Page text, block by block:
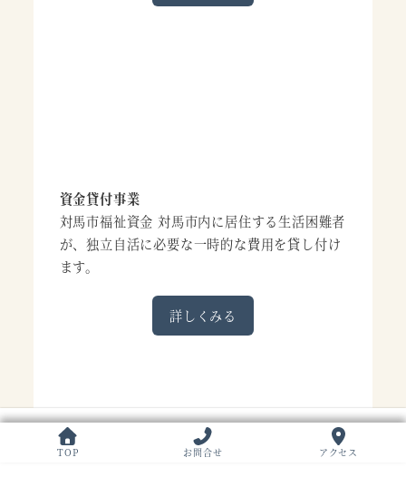
資金貸付事業
対馬市福祉資金 対馬市内に居住する生活困難者
が、独立自活に必要な一時的な費用を貸し付け
ます。
詳しくみる
TOP お問合せ アクセス